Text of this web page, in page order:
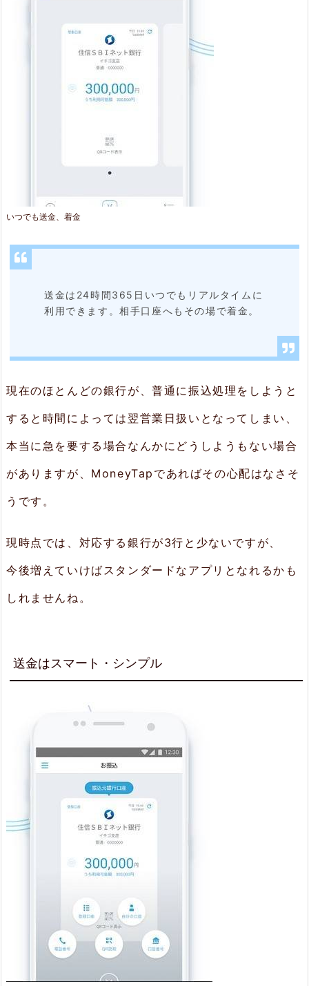
ー
金
ま
と
いつでも送金、着金
送金は24時間365日いつでもリアルタイムに
利用できます。相手口座へもその場で着金。
現在のほとんどの銀行が、普通に振込処理をしようと
すると時間によっては翌営業日扱いとなってしまい、
本当に急を要する場合なんかにどうしようもない場合
がありますが、MoneyTapであればその心配はなさそ
うです。
現時点では、対応する銀行が3行と少ないですが、
今後増えていけばスタンダードなアプリとなれるかも
しれませんね。
送金はスマート・シンプル